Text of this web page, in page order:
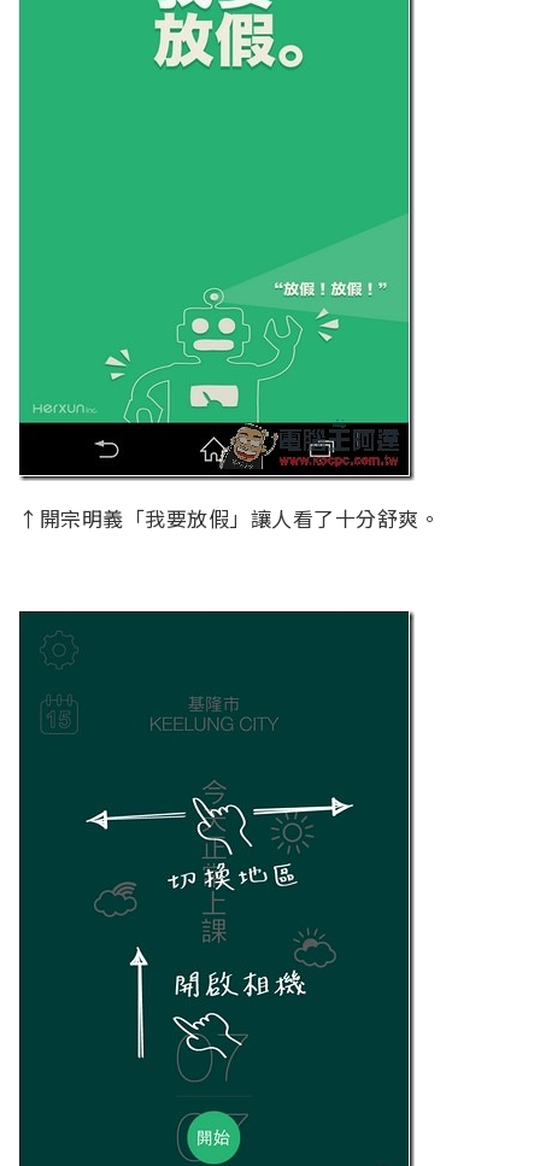
↑開宗明義「我要放假」讓人看了十分舒爽。